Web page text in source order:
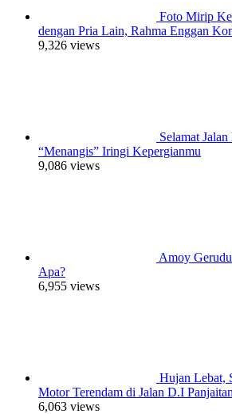
Foto Mirip
dengan Pria Lain, Rahma Enggan
9,326 views
Selamat
“Menangis” Iringi Kepergianmu
9,086 views
Amoy
Apa?
6,955 views
Hujan Lebat,
Motor Terendam di Jalan D.I Panjaitan
6,063 views